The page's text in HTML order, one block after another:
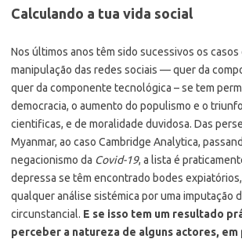
Calculando a tua vida social
Nos últimos anos têm sido sucessivos os casos
manipulação das redes sociais — quer da
quer da componente tecnológica – se tem
democracia, o aumento do populismo e o
cientificas, e de moralidade duvidosa. Das
Myanmar, ao caso Cambridge Analytica,
negacionismo da Covid-19, a lista é
depressa se têm encontrado bodes
qualquer análise sistémica por uma imputação
circunstancial. E se isso tem um resultado
perceber a natureza de alguns actores,